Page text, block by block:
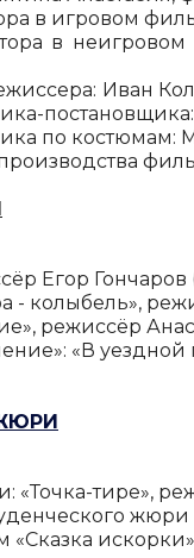
в игровом
в
Иван
по костюмам:
Егор
- колыбель»,
режиссёр
«В
«Точка-тире»,
жюри
искорки»